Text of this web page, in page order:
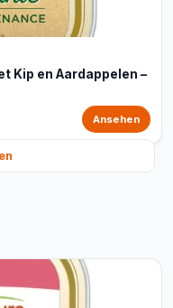
Kip en Aardappelen –
Ansehen